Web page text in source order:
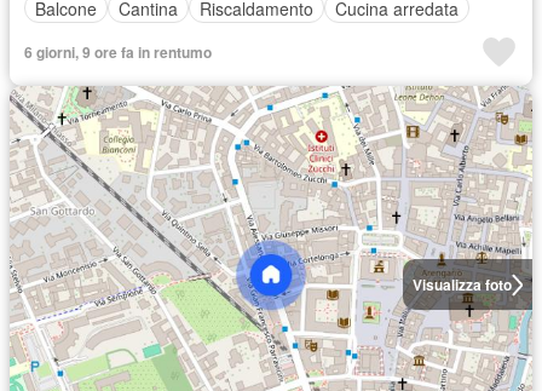
Balcone
Cantina Riscaldamento Cucina arredata
6 giorni, 9 ore fa in rentumo
Visualizza foto